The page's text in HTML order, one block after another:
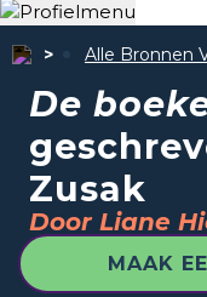
Alle Bronnen
De
Zusak
Door Liane
MAAK